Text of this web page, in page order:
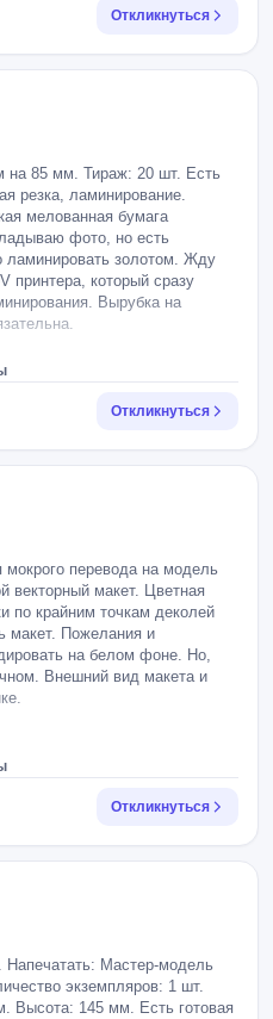
Откликнуться
на 85 мм. Тираж: 20 шт. Есть
резка, ламинирование.
мелованная бумага
фото, но есть
золотом. Жду
принтера, который сразу
Вырубка на
Откликнуться
перевода на модель
векторный макет. Цветная
по крайним точкам деколей
макет. Пожелания и
на белом фоне. Но,
Внешний вид макета и
Откликнуться
Напечатать: Мастер-модель
экземпляров: 1 шт.
145 мм. Есть готовая